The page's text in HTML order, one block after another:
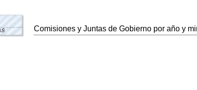
Comisiones y Juntas de Gobierno por año y